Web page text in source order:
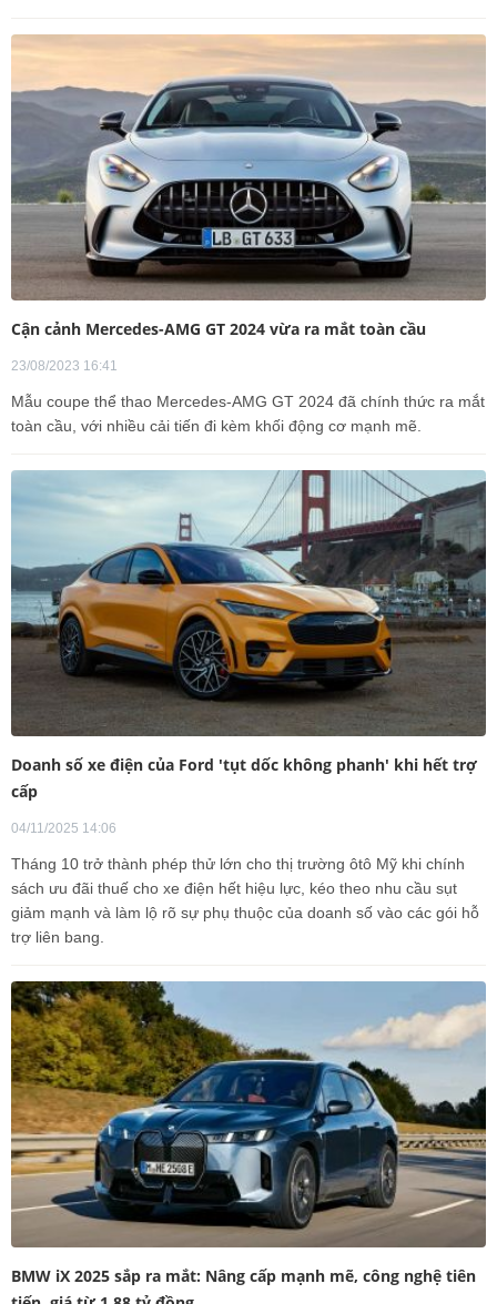
Cận cảnh Mercedes-AMG GT 2024 vừa ra mắt toàn cầu
23/08/2023 16:41
Mẫu coupe thể thao Mercedes-AMG GT 2024 đã chính thức ra mắt
toàn cầu, với nhiều cải tiến đi kèm khối động cơ mạnh mẽ.
Doanh số xe điện của Ford 'tụt dốc không phanh' khi hết trợ
cấp
04/11/2025 14:06
Tháng 10 trở thành phép thử lớn cho thị trường ôtô Mỹ khi chính
sách ưu đãi thuế cho xe điện hết hiệu lực, kéo theo nhu cầu sụt
giảm mạnh và làm lộ rõ sự phụ thuộc của doanh số vào các gói hỗ
trợ liên bang.
BMW iX 2025 sắp ra mắt: Nâng cấp mạnh mẽ, công nghệ tiên